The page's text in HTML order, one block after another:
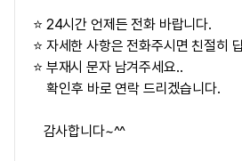
⭐ 24시간 언제든 전화 바랍니다.
⭐ 자세한 사항은 전화주시면 친절히
⭐ 부재시 문자 남겨주세요..
확인후 바로 연락 드리겠습니다.
감사합니다~^^